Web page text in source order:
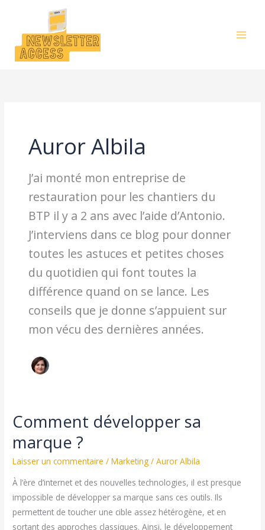
contenu
Auror Albila
J’ai monté mon entreprise de
restauration pour les chantiers du
BTP il y a 2 ans avec l’aide d’Antonio.
J’interviens dans ce blog pour donner
toutes les astuces et petites choses
du quotidien qui font toutes la
différence quand on se lance. Les
conseils que je donne s’appuient sur
mon vécu des dernières années.
Comment développer sa
marque ?
Laisser un commentaire /Marketing /Auror Albila
À l’ère d’internet et des nouvelles technologies, il est presque
impossible de développer sa marque sans ces outils. Ils
permettent de toucher une cible assez hétérogène, et en
sortant des approches classiques. Ainsi, le développement